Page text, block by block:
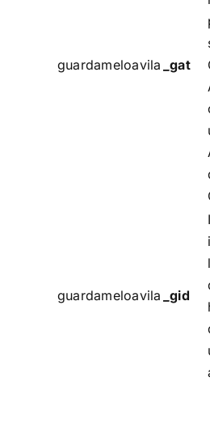
guardameloavila _gat
guardameloavila _gid